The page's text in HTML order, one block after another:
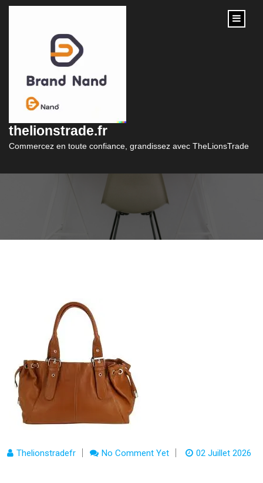
content
thelionstrade.fr
Commercez en toute confiance, grandissez avec TheLionsTrade
Trouvez Votre Sac à
Main en Cuir Pas
Cher et Tendance !
Thelionstradefr No Comment Yet 02 Juillet 2026